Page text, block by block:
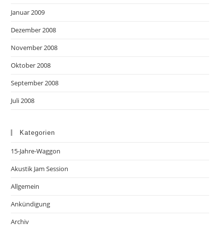
Januar 2009
Dezember 2008
November 2008
Oktober 2008
September 2008
Juli 2008
Kategorien
15-Jahre-Waggon
Akustik Jam Session
Allgemein
Ankündigung
Archiv